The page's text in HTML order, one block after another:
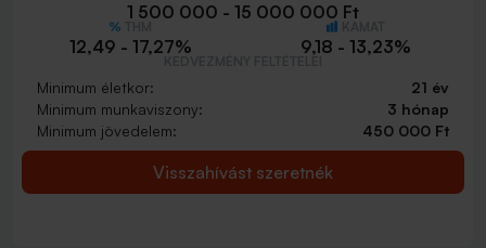
1 500 000 - 15 000 000 Ft
12,49 - 17,27% 9,18 - 13,23%
Minimum életkor:
21 év
Minimum munkaviszony:
3 hónap
Minimum jövedelem:
450 000 Ft
Visszahívást szeretnék